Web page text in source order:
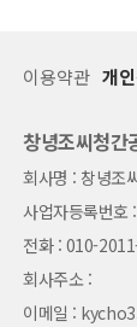
이용약관 개
창녕조씨청간
회사명 : 창녕조
사업자등록번호 :
전화 : 010-
회사주소 :
이메일 :